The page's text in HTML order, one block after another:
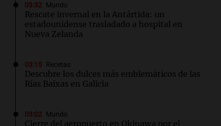
03:32 Mundo
Rescate invernal en la Antártida: un
estadounidense trasladado a hospital en
Nueva Zelanda
03:15 Recetas
Descubre los dulces más emblemáticos de las
Rías Baixas en Galicia
03:02 Mundo
Cierre del aeropuerto en Okinawa por el